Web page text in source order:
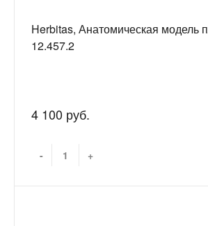
Herbitas, Анатомическая модель
12.457.2
4 100 руб.
- +